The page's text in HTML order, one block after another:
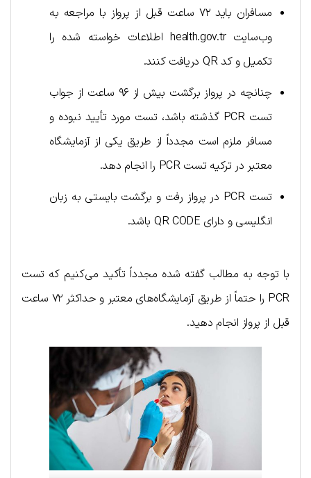
مسافران باید ۷۲ ساعت قبل از پرواز با مراجعه به
وب‌سایت health.gov.tr اطلاعات خواسته شده را
تکمیل و کد QR دریافت کنند.
چنانچه در پرواز برگشت بیش از ۹۶ ساعت از جواب
تست PCR گذشته باشد، تست مورد تأیید نبوده و
مسافر ملزم است مجدداً از طریق یکی از آزمایشگاه‌
معتبر در ترکیه تست PCR را انجام دهد.
تست PCR در پرواز رفت و برگشت بایستی به زبان
انگلیسی و دارای QR CODE باشد.
با توجه به مطالب گفته شده مجدداً تأکید می‌کنیم که تست
PCR را حتماً از طریق آزمایشگاه‌های معتبر و حداکثر ۷۲ ساعت
قبل از پرواز انجام دهید.